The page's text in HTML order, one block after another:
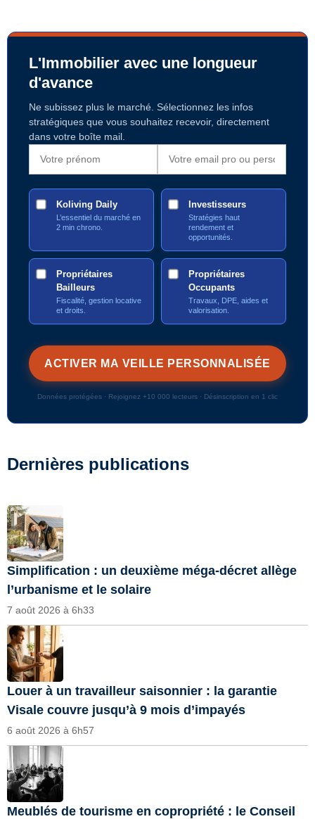
L'Immobilier avec une longueur
d'avance
Ne subissez plus le marché. Sélectionnez les infos
stratégiques que vous souhaitez recevoir, directement
dans votre boîte mail.
Koliving Daily
L’essentiel du marché en
2 min chrono.
Investisseurs
Stratégies haut
rendement et
opportunités.
Propriétaires
Bailleurs
Fiscalité, gestion locative
et droits.
Propriétaires
Occupants
Travaux, DPE, aides et
valorisation.
Données protégées · Rejoignez +10 000 lecteurs · Désinscription en 1 clic
Dernières publications
Simplification : un deuxième méga-décret allège
l’urbanisme et le solaire
7 août 2026 à 6h33
Louer à un travailleur saisonnier : la garantie
Visale couvre jusqu’à 9 mois d’impayés
6 août 2026 à 6h57
Meublés de tourisme en copropriété : le Conseil